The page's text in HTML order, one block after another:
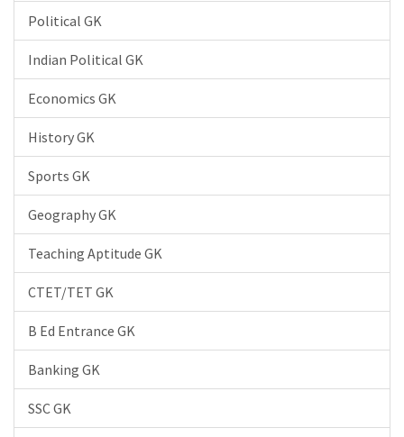
Political GK
Indian Political GK
Economics GK
History GK
Sports GK
Geography GK
Teaching Aptitude GK
CTET/TET GK
B Ed Entrance GK
Banking GK
SSC GK